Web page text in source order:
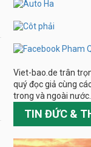
Viet-bao.de trân
quý đọc giả cùng
trong và ngoài nước.
TIN ĐỨC &